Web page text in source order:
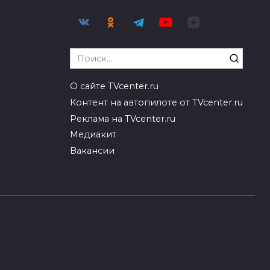
Search
for:
О сайте TVcenter.ru
Контент на автопилоте от TVcenter.ru
Реклама на TVcenter.ru
Медиакит
Вакансии